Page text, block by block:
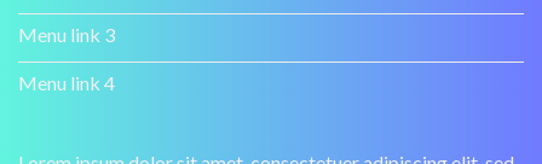
Menu link 3
Menu link 4